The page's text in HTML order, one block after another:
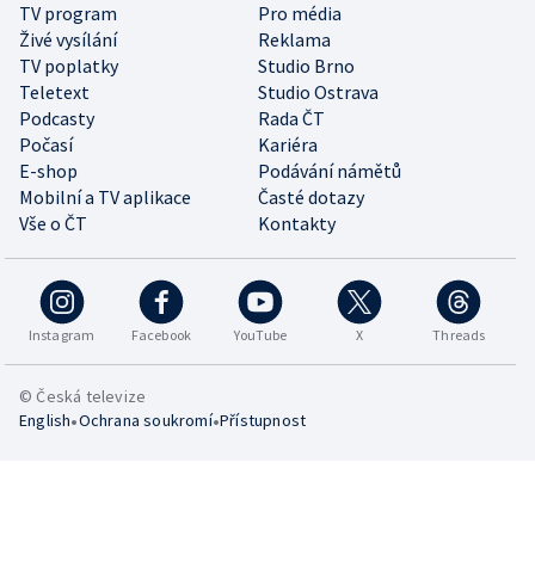
TV program
Pro média
Živé vysílání
Reklama
TV poplatky
Studio Brno
Teletext
Studio Ostrava
Podcasty
Rada ČT
Počasí
Kariéra
E-shop
Podávání námětů
Mobilní a TV aplikace
Časté dotazy
Vše o ČT
Kontakty
Instagram Facebook YouTube X Threads
© Česká televize
English•Ochrana soukromí•Přístupnost